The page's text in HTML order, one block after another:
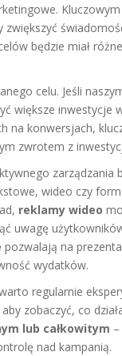
zwiększyć
będzie miał
celu. Jeśli
większe inwestycje
na konwersjach,
zwrotem z
zarządzania
wideo czy
reklamy wideo
uwagę
pozwalają na
wydatków.
regularnie
zobaczyć, co
lub całkowitym
nad kampanią.